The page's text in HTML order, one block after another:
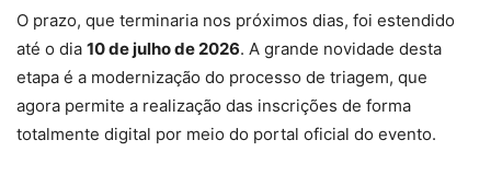
O prazo, que terminaria nos próximos dias, foi estendido
até o dia 10 de julho de 2026. A grande novidade desta
etapa é a modernização do processo de triagem, que
agora permite a realização das inscrições de forma
totalmente digital por meio do portal oficial do evento.